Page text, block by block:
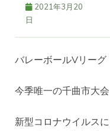
2021年3月20
日
バレーボールVリーグ
今季唯一の千曲市大会
新型コロナウイルス